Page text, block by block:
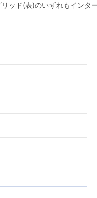
ッド(表)のいずれもインタ